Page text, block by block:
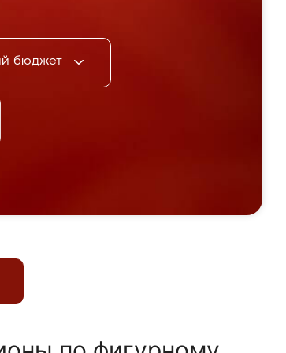
бюджет